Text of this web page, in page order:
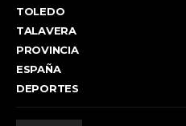
TOLEDO
TALAVERA
PROVINCIA
ESPAÑA
DEPORTES